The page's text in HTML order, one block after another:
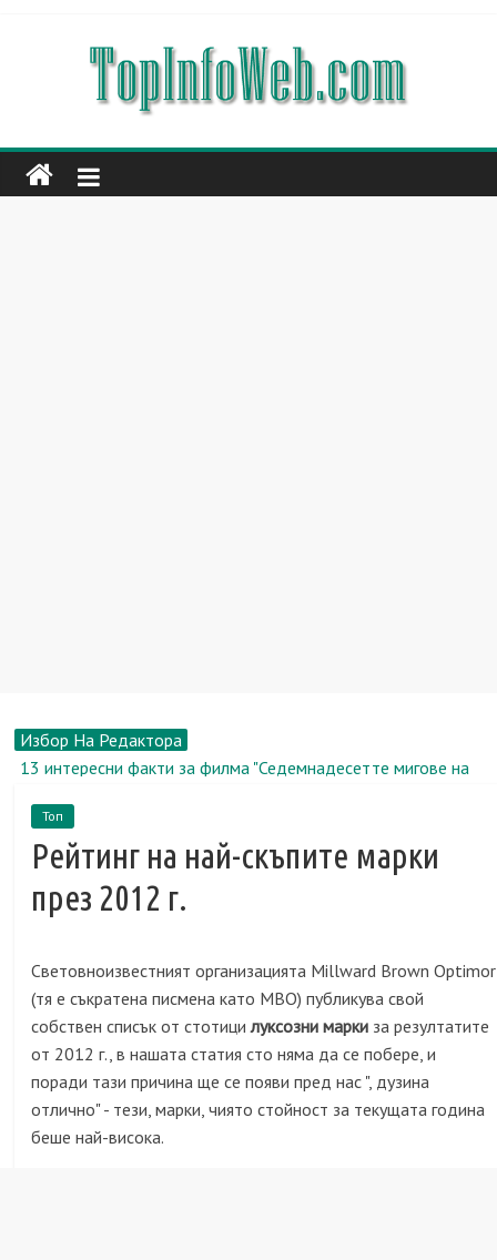
Избор На Редактора
13 интересни факти за филма "Седемнадесетте мигове на
Рене Зелуегър, биография, новини, снимка
Пазар на недвижими имоти: Апартаменти за долари и евро
Перевозка.Ру: преместваме се в друг офис заедно
бъдеще
Топ
Рейтинг на най-скъпите марки
през 2012 г.
Световноизвестният организацията Millward Brown Optimor
(тя е съкратена писмена като MBO) публикува свой
собствен списък от стотицилуксозни марки за резултатите
от 2012 г., в нашата статия сто няма да се побере, и
поради тази причина ще се появи пред нас ", дузина
отлично" - тези, марки, чиято стойност за текущата година
беше най-висока.